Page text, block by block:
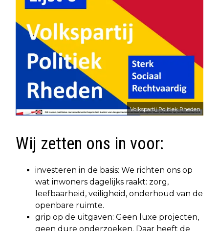
Volkspartij Politiek Rheden
Wij zetten ons in voor:
investeren in de basis: We richten ons op
wat inwoners dagelijks raakt: zorg,
leefbaarheid, veiligheid, onderhoud van de
openbare ruimte.
grip op de uitgaven: Geen luxe projecten,
geen dure onderzoeken. Daar heeft de